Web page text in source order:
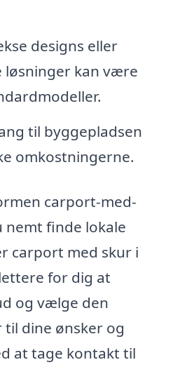
designs eller
kan være
til byggepladsen
omkostningerne.
carport-med-
nemt finde lokale
carport med skur i
for dig at
og vælge den
til dine ønsker og
at tage kontakt til